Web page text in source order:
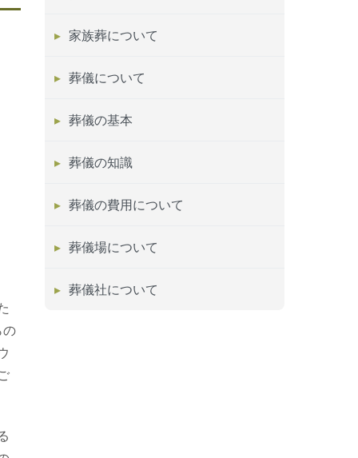
の
家族葬について
葬儀について
葬儀の基本
葬儀の知識
葬儀の費用について
葬儀場について
葬儀社について